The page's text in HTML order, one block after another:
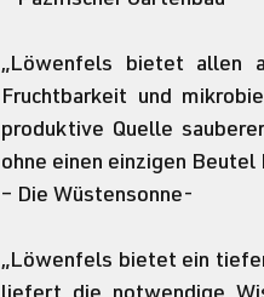
„Löwenfels bietet allen
Fruchtbarkeit und
produktive Quelle
ohne einen einzigen Beutel
– Die Wüstensonne-
„Löwenfels bietet ein